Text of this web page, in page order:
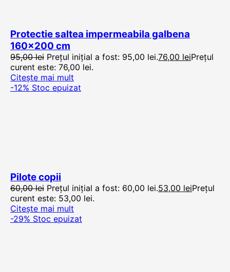
Protectie saltea impermeabila galbena
160×200 cm
95,00lei Prețul inițial a fost: 95,00 lei.76,00 leiPrețul
curent este: 76,00 lei.
Citește mai mult
-12% Stoc epuizat
Pilote copii
60,00lei Prețul inițial a fost: 60,00 lei.53,00 leiPrețul
curent este: 53,00 lei.
Citește mai mult
-29% Stoc epuizat